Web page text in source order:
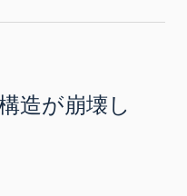
造が崩壊し